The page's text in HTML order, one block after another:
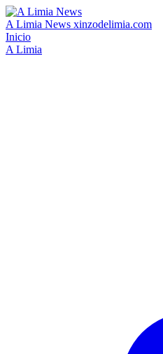
A Limia News xinzodelimia.com
Inicio
A Limia